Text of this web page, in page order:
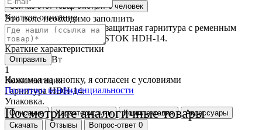
Это поле необходимо заполнить
Отправить
Нажимая на кнопку, я согласен с условиями
Политики конфиденциальности
Посмотрите аналогичные товары
Сейчас этот товарсмотрят 6 человек
Краткое описание
Профессиональная шумозащитная гарнитура c ременным
оголовьем под каску VOSTOK HDH-14.
Краткие характеристики
Мощность, Вт
1
Комплектация
Гарнитура HDH-14.
Упаковка.
Описание Характеристики Комплектация
Аксессуары
Скачать
Отзывы Вопрос-ответ 0